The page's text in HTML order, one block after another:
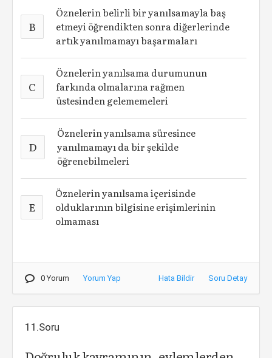
B
Öznelerin belirli bir yanılsamayla baş
etmeyi öğrendikten sonra diğerlerinde
artık yanılmamayı başarmaları
C
Öznelerin yanılsama durumunun
farkında olmalarına rağmen
üstesinden gelememeleri
D
Öznelerin yanılsama süresince
yanılmamayı da bir şekilde
öğrenebilmeleri
E
Öznelerin yanılsama içerisinde
olduklarının bilgisine erişimlerinin
olmaması
0 Yorum Yorum Yap Hata Bildir Soru Detay
11.Soru